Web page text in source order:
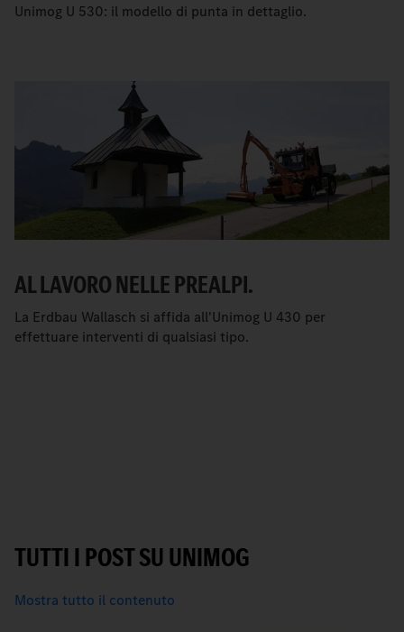
Unimog U 530: il modello di punta in dettaglio.
AL LAVORO NELLE PREALPI.
La Erdbau Wallasch si affida all'Unimog U 430 per
effettuare interventi di qualsiasi tipo.
TUTTI I POST SU UNIMOG
Mostra tutto il contenuto